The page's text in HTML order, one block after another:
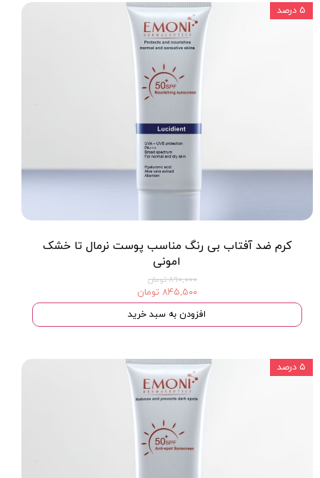
کرم ضد آفتاب بی رنگ مناسب پوست نرمال تا خشک
امونی
۸۹۰,۰۰۰ تومان
۸۴۵,۵۰۰ تومان
افزودن به سبد خرید
۵ درصد
۵ درصد